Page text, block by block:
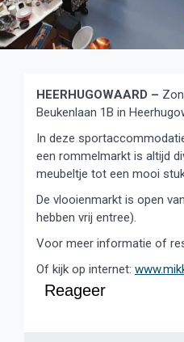
HEERHUGOWAARD –
Beukenlaan 1B in
In deze
een rommelmarkt is altijd
meubeltje tot een mooi
De vlooienmarkt is open
hebben vrij entree).
Voor meer informatie of
Of kijk op internet:
Reageer